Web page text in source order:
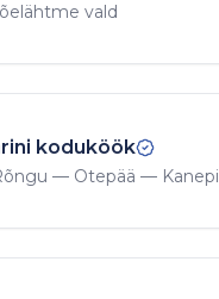
vald
koduköök
— Otepää — Kanepi